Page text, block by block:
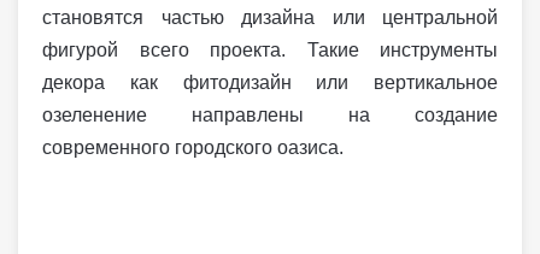
становятся частью дизайна или центральной
фигурой всего проекта. Такие инструменты
декора как фитодизайн или вертикальное
озеленение направлены на создание
современного городского оазиса.